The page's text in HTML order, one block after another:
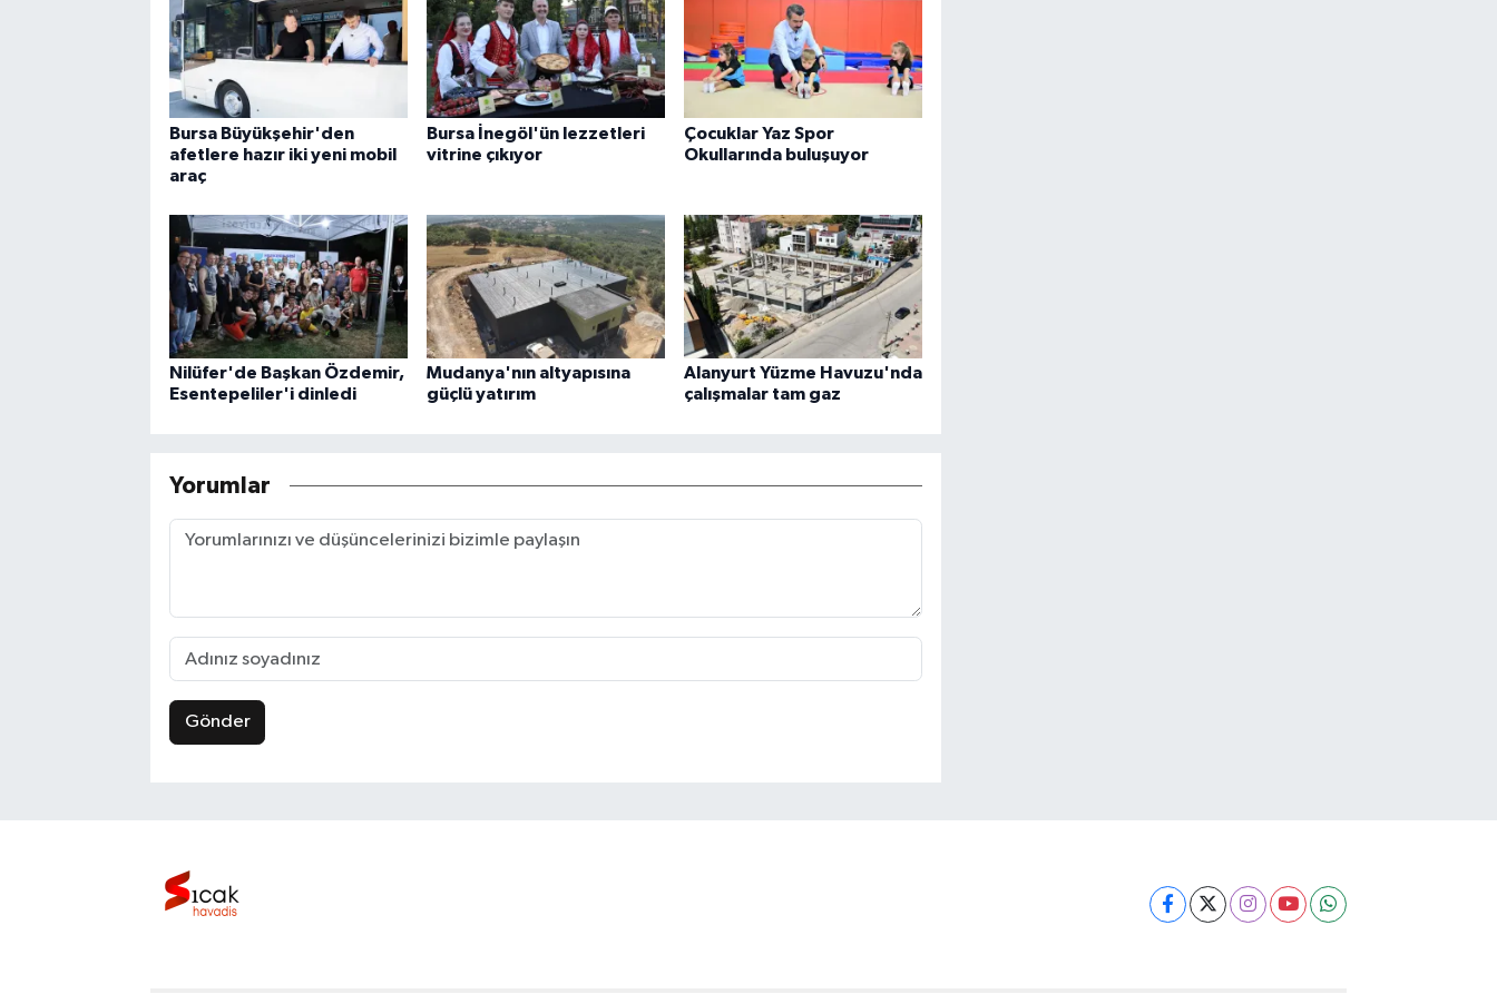
Bursa Büyükşehir'den
afetlere hazır iki yeni mobil
araç
Bursa İnegöl'ün lezzetleri
vitrine çıkıyor
Çocuklar Yaz Spor
Okullarında buluşuyor
Nilüfer'de Başkan Özdemir,
Esentepeliler'i dinledi
Mudanya'nın altyapısına
güçlü yatırım
Alanyurt Yüzme Havuzu'nda
çalışmalar tam gaz
Yorumlar
Gönder